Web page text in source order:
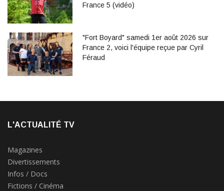
France 5 (vidéo)
"Fort Boyard" samedi 1er août 2026 sur
France 2, voici l'équipe reçue par Cyril
Féraud
L'ACTUALITÉ TV
Magazines
Divertissements
Infos / Docs
Fictions / Cinéma